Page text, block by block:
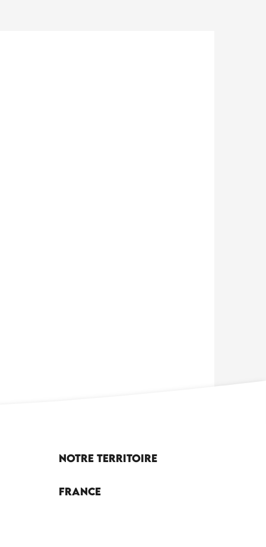
Notre territoire
France